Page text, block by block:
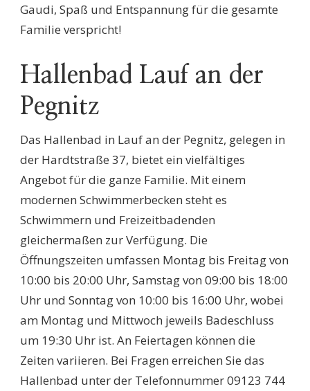
Gaudi, Spaß und Entspannung für die gesamte
Familie verspricht!
Hallenbad Lauf an der
Pegnitz
Das Hallenbad in Lauf an der Pegnitz, gelegen in
der Hardtstraße 37, bietet ein vielfältiges
Angebot für die ganze Familie. Mit einem
modernen Schwimmerbecken steht es
Schwimmern und Freizeitbadenden
gleichermaßen zur Verfügung. Die
Öffnungszeiten umfassen Montag bis Freitag von
10:00 bis 20:00 Uhr, Samstag von 09:00 bis 18:00
Uhr und Sonntag von 10:00 bis 16:00 Uhr, wobei
am Montag und Mittwoch jeweils Badeschluss
um 19:30 Uhr ist. An Feiertagen können die
Zeiten variieren. Bei Fragen erreichen Sie das
Hallenbad unter der Telefonnummer 09123 744